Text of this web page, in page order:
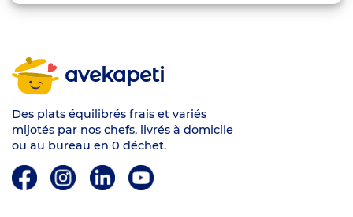
avekapeti
Des plats équilibrés frais et variés
mijotés par nos chefs, livrés à domicile
ou au bureau en 0 déchet.